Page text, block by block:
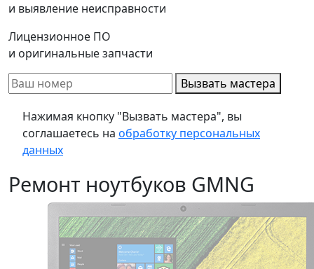
и выявление неисправности
Лицензионное ПО
и оригинальные запчасти
Вызвать мастера
Нажимая кнопку "Вызвать мастера", вы
соглашаетесь на обработку персональных
данных
Ремонт ноутбуков GMNG